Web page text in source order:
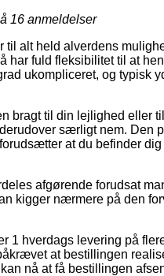
16 anmeldelser
alt held alverdens
har fuld fleksibilitet til at
ukompliceret, og typisk
bragt til din lejlighed eller
særligt nem. Den
at du befinder
afgørende forudsat
kigger nærmere på den
1 hverdags levering på
at bestillingen
nå at få bestillingen